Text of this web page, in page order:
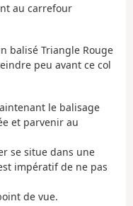
au carrefour
balisé Triangle Rouge
peu avant ce col
le balisage
et parvenir au
se situe dans une
impératif de ne pas
de vue.